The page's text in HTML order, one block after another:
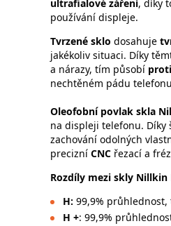
ultrafialové záření, díky
používání displeje.
Tvrzené sklo dosahuje
jakékoliv situaci. Díky
a nárazy, tím působí
nechtěném pádu
Oleofobní povlak skla
na displeji telefonu. Díky
zachování odolných
precizní CNC řezací a
Rozdíly mezi skly Nillkin
H: 99,9%
H +: 99,9%